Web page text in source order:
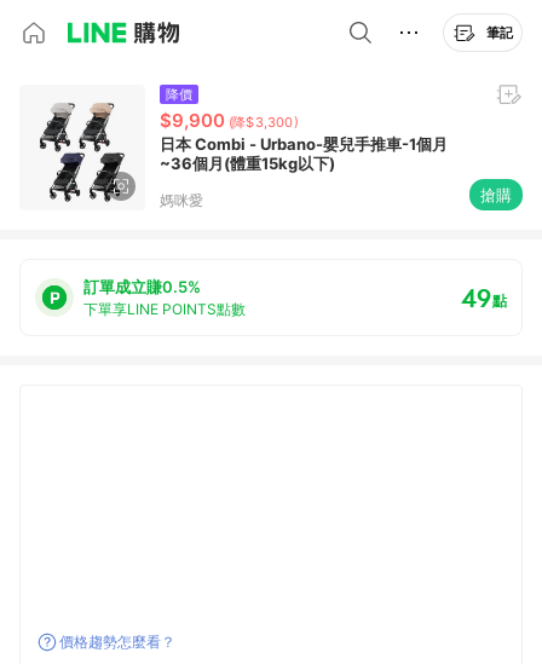
筆記
降價
$9,900 (降$3,300)
日本 Combi - Urbano-嬰兒手推車-1個月
~36個月(體重15kg以下)
媽咪愛 搶購
訂單成立賺0.5%
下單享LINE POINTS點數 49點
價格趨勢怎麼看？